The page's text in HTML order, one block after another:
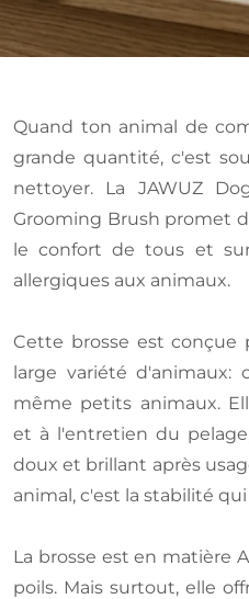
Quand ton animal de
grande quantité, c'est
nettoyer. La JAWUZ
Grooming Brush promet
le confort de tous et
allergiques aux animaux.
Cette brosse est conçue
large variété d'animaux:
même petits animaux.
et à l'entretien du
doux et brillant après
animal, c'est la stabilité
La brosse est en matière
poils. Mais surtout, elle